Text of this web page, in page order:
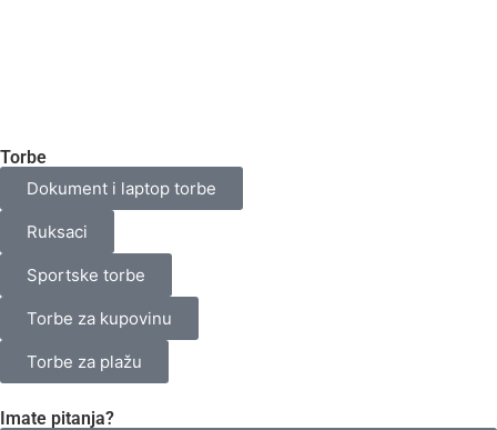
Torbe
Dokument i laptop torbe
Ruksaci
Sportske torbe
Torbe za kupovinu
Torbe za plažu
Imate pitanja?